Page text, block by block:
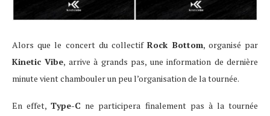
Alors que le concert du collectifRock Bottom, organisé par
Kinetic Vibe, arrive à grands pas, une information de dernière
minute vient chambouler un peu l’organisation de la tournée.
En effet,Type-C ne participera finalement pas à la tournée